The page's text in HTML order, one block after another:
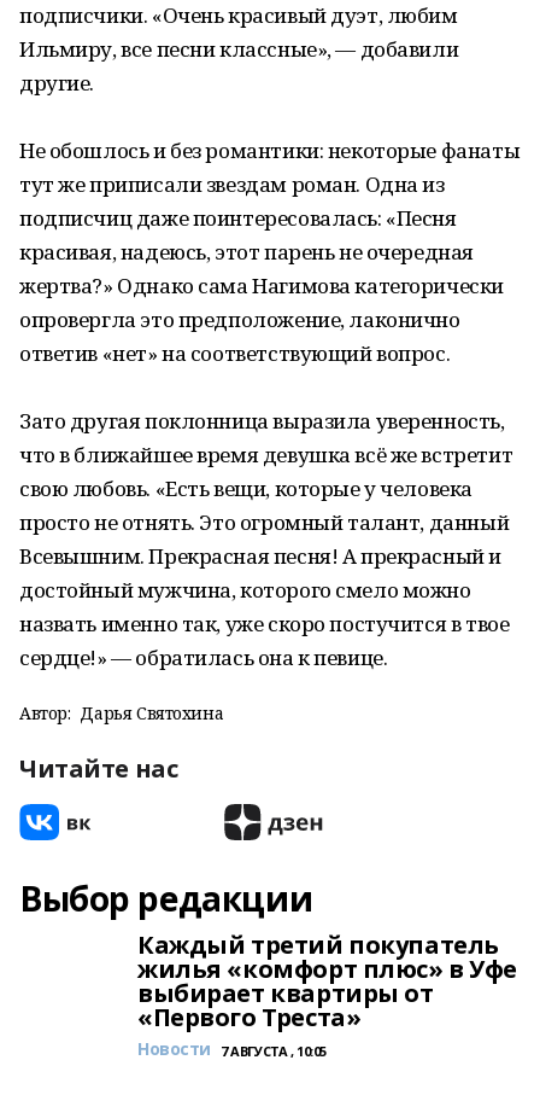
подписчики. «Очень красивый дуэт, любим
Ильмиру, все песни классные», — добавили
другие.
Не обошлось и без романтики: некоторые фанаты
тут же приписали звездам роман. Одна из
подписчиц даже поинтересовалась: «Песня
красивая, надеюсь, этот парень не очередная
жертва?» Однако сама Нагимова категорически
опровергла это предположение, лаконично
ответив «нет» на соответствующий вопрос.
Зато другая поклонница выразила уверенность,
что в ближайшее время девушка всё же встретит
свою любовь. «Есть вещи, которые у человека
просто не отнять. Это огромный талант, данный
Всевышним. Прекрасная песня! А прекрасный и
достойный мужчина, которого смело можно
назвать именно так, уже скоро постучится в твое
сердце!» — обратилась она к певице.
Автор: Дарья Святохина
Читайте нас
Выбор редакции
Каждый третий покупатель
жилья «комфорт плюс» в Уфе
выбирает квартиры от
«Первого Треста»
Новости 7 АВГУСТА , 10:05